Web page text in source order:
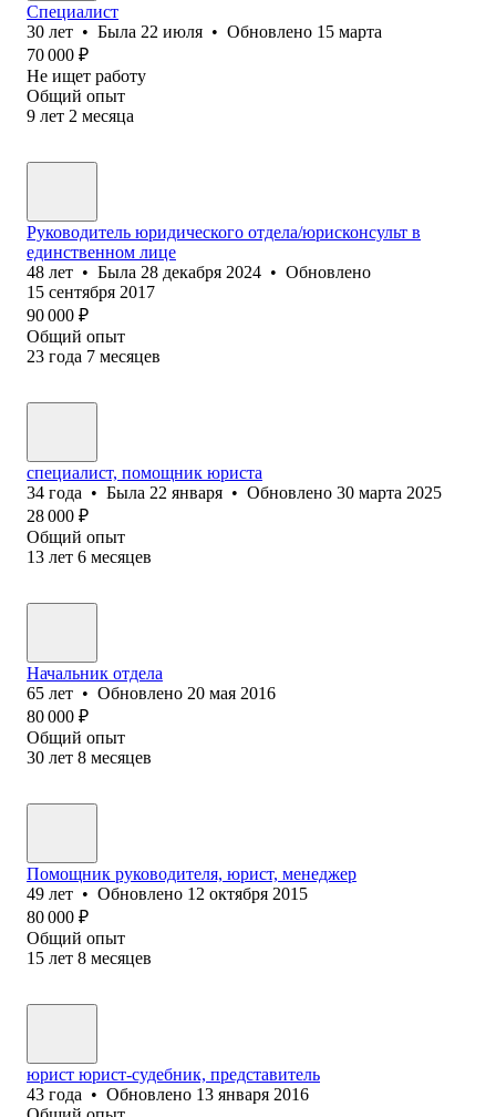
Специалист
30 лет • Была 22 июля • Обновлено 15 марта
70 000 ₽
Не ищет работу
Общий опыт
9 лет 2 месяца
Руководитель юридического отдела/юрисконсульт в
единственном лице
48 лет • Была 28 декабря 2024 • Обновлено
15 сентября 2017
90 000 ₽
Общий опыт
23 года 7 месяцев
специалист, помощник юриста
34 года • Была 22 января • Обновлено 30 марта 2025
28 000 ₽
Общий опыт
13 лет 6 месяцев
Начальник отдела
65 лет • Обновлено 20 мая 2016
80 000 ₽
Общий опыт
30 лет 8 месяцев
Помощник руководителя, юрист, менеджер
49 лет • Обновлено 12 октября 2015
80 000 ₽
Общий опыт
15 лет 8 месяцев
юрист юрист-судебник, представитель
43 года • Обновлено 13 января 2016